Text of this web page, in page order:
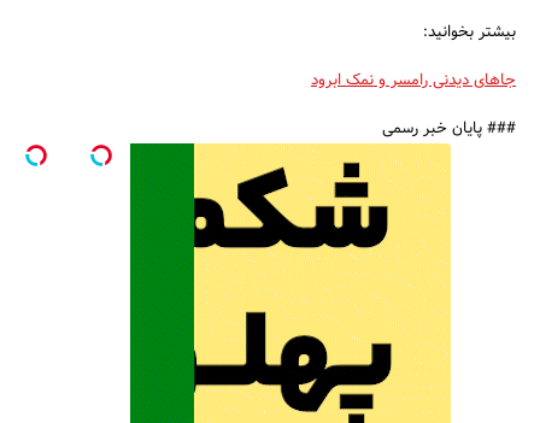
بیشتر بخوانید:
جاهای دیدنی رامسر و نمک ابرود
### پایان خبر رسمی